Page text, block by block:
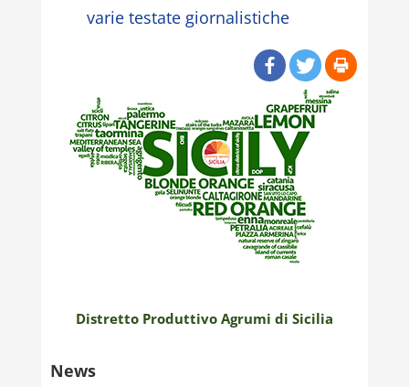
varie testate giornalistiche
Distretto Produttivo Agrumi di Sicilia
News